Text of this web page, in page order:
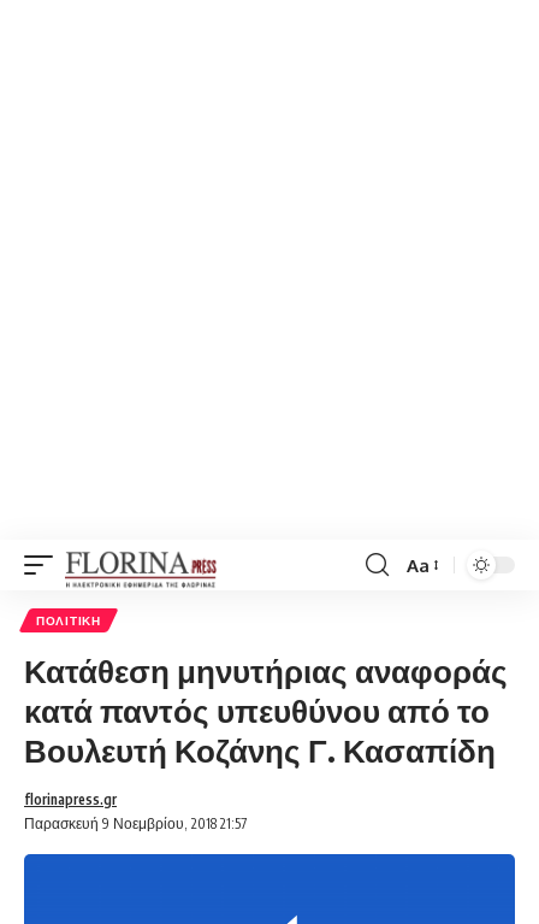
Font
Aa
ΠΟΛΙΤΙΚΉ
Κατάθεση μηνυτήριας αναφοράς
κατά παντός υπευθύνου από το
Βουλευτή Κοζάνης Γ. Κασαπίδη
Παρασκευή 9 Νοεμβρίου, 2018 21:57
florinapress.gr